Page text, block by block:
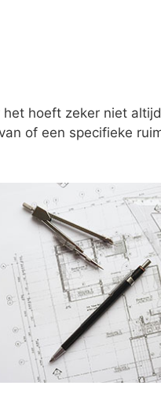
hoeft zeker niet
of een specifieke